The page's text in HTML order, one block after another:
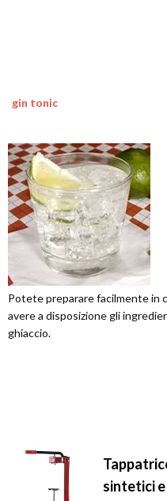
gin tonic
Potete preparare facilmente in
avere a disposizione gli
ghiaccio.
sintetici